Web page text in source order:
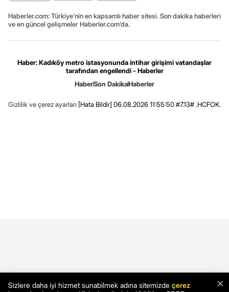
Haberler.com: Türkiye’nin en kapsamlı haber sitesi. Son dakika haberleri
ve en güncel gelişmeler Haberler.com’da.
Haber: Kadıköy metro istasyonunda intihar girişimi vatandaşlar
tarafından engellendi - Haberler
HaberSon DakikaHaberler
Gizlilik ve çerez ayarları [Hata Bildir] 06.08.2026 11:55:50 #7.13# .HCFOK.
×
Sizlere daha iyi hizmet sunabilmek adına sitemizde çerez